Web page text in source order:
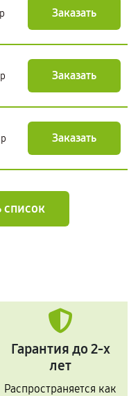
Заказать
Заказать
Заказать
список
Гарантия до 2-х
лет
Распространяется как